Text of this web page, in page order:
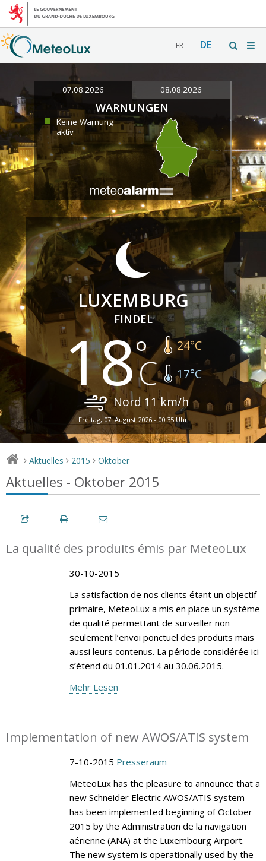
FR DE
07.08.2026 08.08.2026
WARNUNGEN
Keine Warnung
aktiv
LUXEMBURG
FINDEL
18 24°C
17°C
Nord 11km/h
Freitag, 07. August 2026 - 00:35 Uhr
> Aktuelles > 2015 > Oktober
Aktuelles - Oktober 2015
La qualité des produits émis par MeteoLux
30-10-2015
La satisfaction de nos clients étant un objectif
primaire, MeteoLux a mis en place un système
de qualité permettant de surveiller non
seulement l’envoi ponctuel des produits mais
aussi leurs contenus. La période considérée ici
s’étend du 01.01.2014 au 30.06.2015.
Mehr Lesen
Implementation of new AWOS/ATIS system
7-10-2015 Presseraum
MeteoLux has the pleasure to announce that a
new Schneider Electric AWOS/ATIS system
has been implemented beginning of October
2015 by the Administration de la navigation
aérienne (ANA) at the Luxembourg Airport.
The new system is operationally used by the